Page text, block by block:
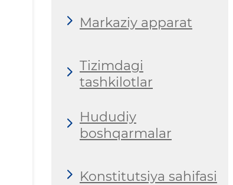
Markaziy apparat
Tizimdаgi
tashkilotlar
Hududiy
boshqarmalar
Konstitutsiya sahifasi